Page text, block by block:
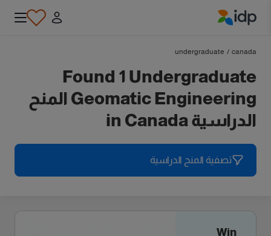
canada
/
undergraduate
Found 1 Undergraduate
Geomatic Engineering المنح
الدراسية in Canada
تصفية المنح الدراسية
Win